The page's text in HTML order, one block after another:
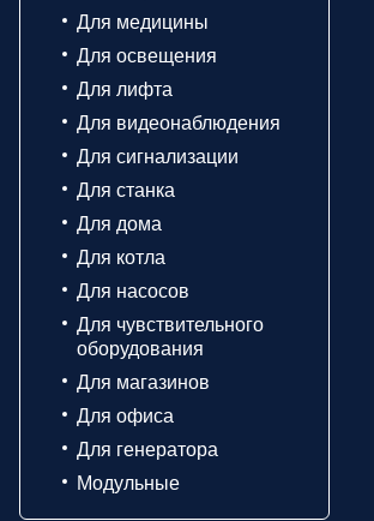
Для медицины
Для освещения
Для лифта
Для видеонаблюдения
Для сигнализации
Для станка
Для дома
Для котла
Для насосов
Для чувствительного
оборудования
Для магазинов
Для офиса
Для генератора
Модульные